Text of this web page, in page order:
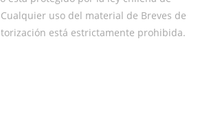
uso del material de Breves de
está estrictamente prohibida.